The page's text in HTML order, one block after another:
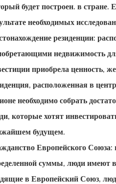
будет построен. в
необходимых
резиденции:
недвижимость
приобрела ценность,
расположенная в
необходимо собрать
которые хотят
будущем.
Европейского Союза:
суммы, люди имеют
в Европейский Союз,